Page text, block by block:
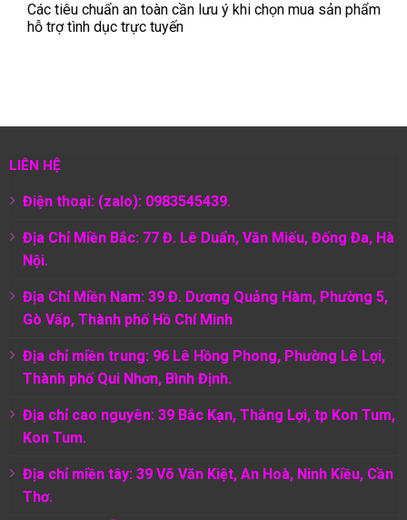
Các tiêu chuẩn an toàn cần lưu ý khi chọn mua sản phẩm
hỗ trợ tình dục trực tuyến
LIÊN HỆ
Điện thoại: (zalo): 0983545439.
Địa Chỉ Miền Bắc: 77 Đ. Lê Duẩn, Văn Miếu, Đống Đa, Hà
Nội.
Địa Chỉ Miền Nam: 39 Đ. Dương Quảng Hàm, Phường 5,
Gò Vấp, Thành phố Hồ Chí Minh
Địa chỉ miền trung: 96 Lê Hồng Phong, Phường Lê Lợi,
Thành phố Qui Nhơn, Bình Định.
Địa chỉ cao nguyên: 39 Bắc Kạn, Thắng Lợi, tp Kon Tum,
Kon Tum.
Địa chỉ miền tây: 39 Võ Văn Kiệt, An Hoà, Ninh Kiều, Cần
Thơ.